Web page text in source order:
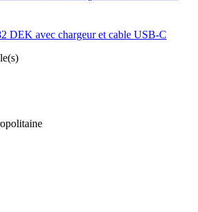
DEK avec chargeur et cable USB-C